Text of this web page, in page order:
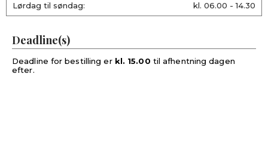
Lørdag til søndag: kl. 06.00 - 14.30
Deadline(s)
Deadline for bestilling er kl. 15.00 til afhentning dagen
efter.